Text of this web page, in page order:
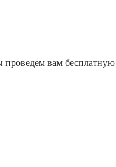
проведем вам бесплатную